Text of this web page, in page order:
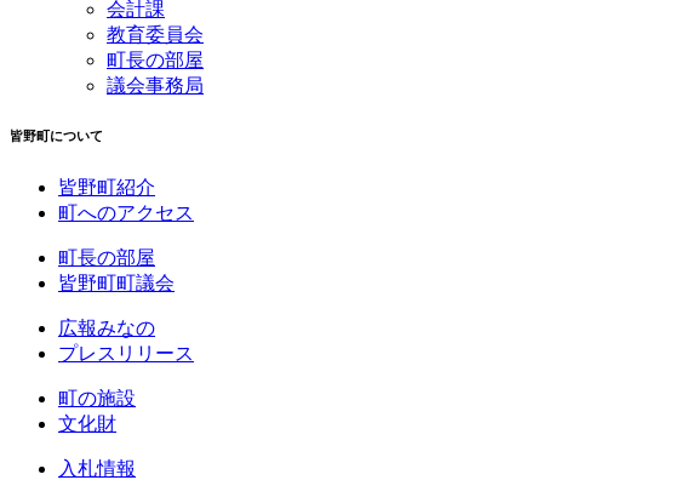
会計課
教育委員会
町長の部屋
議会事務局
皆野町について
皆野町紹介
町へのアクセス
町長の部屋
皆野町町議会
広報みなの
プレスリリース
町の施設
文化財
入札情報